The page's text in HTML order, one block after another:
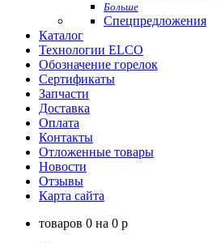
Больше
Спецпредложения
Каталог
Технологии ELCO
Обозначение горелок
Сертификаты
Запчасти
Доставка
Оплата
Контакты
Отложенные товары
Новости
Отзывы
Карта сайта
товаров 0 на 0 p